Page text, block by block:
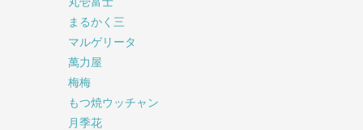
まるかく三
マルゲリータ
萬力屋
梅梅
もつ焼ウッチャン
月季花